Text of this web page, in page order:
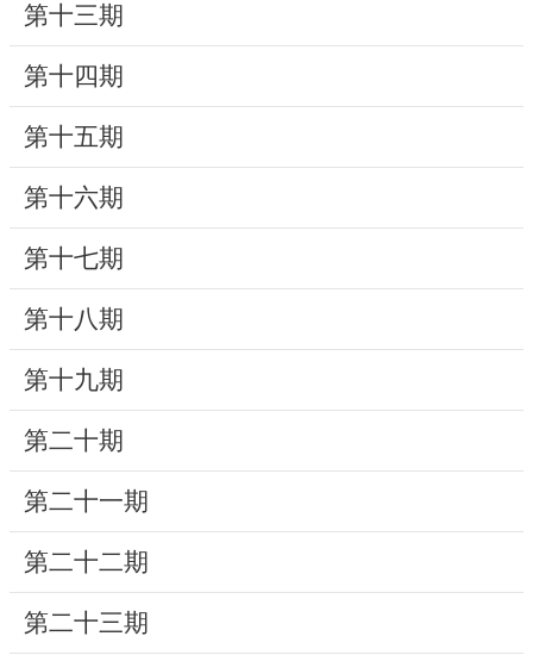
便
民
服
研
究
典
藏
性
別
平
等
政
府
資
訊
公
第十三期
第十四期
第十五期
第十六期
第十七期
第十八期
第十九期
第二十期
第二十一期
第二十二期
第二十三期